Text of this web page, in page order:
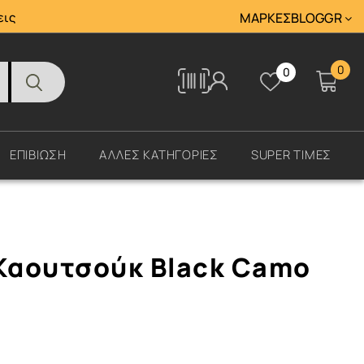
Tracking ΜΆΡΚΕΣBLOGGR
Tracking 0 0
ΕΠΙΒΙΩΣΗ ΑΛΛΕΣ ΚΑΤΗΓΟΡΙΕΣ SUPER ΤΙΜΕΣ
Black Camo